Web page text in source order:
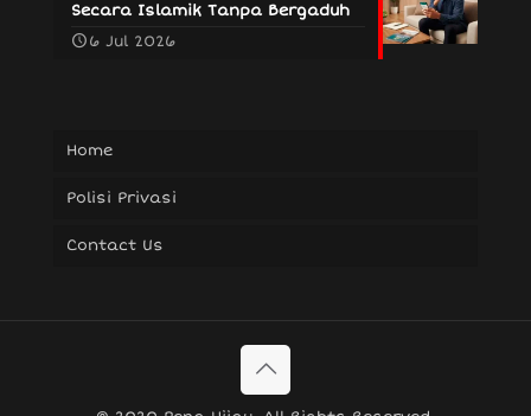
Secara Islamik Tanpa Bergaduh
6 Jul 2026
Home
Polisi Privasi
Contact Us